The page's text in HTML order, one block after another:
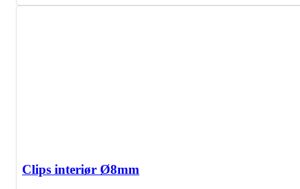
Clips interiør Ø8mm